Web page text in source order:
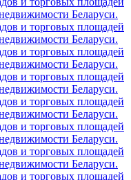
Беларуси.
и торговых площадей
Беларуси.
и торговых площадей
Беларуси.
и торговых площадей
Беларуси.
и торговых площадей
Беларуси.
и торговых площадей
Беларуси.
и торговых площадей
Беларуси.
и торговых площадей